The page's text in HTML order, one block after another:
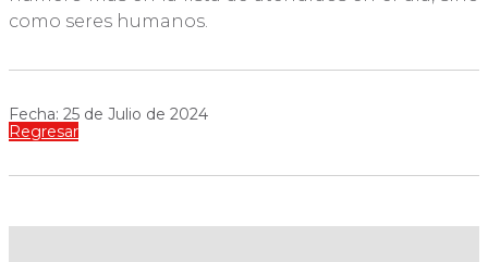
como seres humanos.
Fecha: 25 de Julio de 2024
Regresar